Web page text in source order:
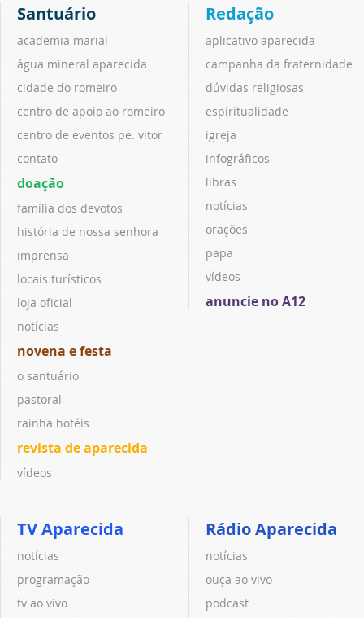
Santuário
academia marial
água mineral aparecida
cidade do romeiro
centro de apoio ao romeiro
centro de eventos pe. vitor
contato
doação
família dos devotos
história de nossa senhora
imprensa
locais turísticos
loja oficial
notícias
novena e festa
o santuário
pastoral
rainha hotéis
revista de aparecida
vídeos
Redação
aplicativo aparecida
campanha da fraternidade
dúvidas religiosas
espiritualidade
igreja
infográficos
libras
notícias
orações
papa
vídeos
anuncie no A12
TV Aparecida
notícias
programação
tv ao vivo
Rádio Aparecida
notícias
ouça ao vivo
podcast